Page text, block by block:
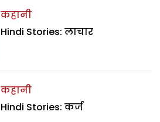
कहानी
Hindi Stories: लाचार
कहानी
Hindi Stories: कर्ज